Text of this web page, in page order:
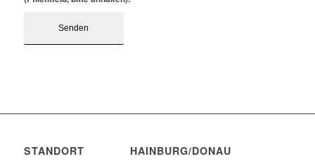
STANDORT HAINBURG/DONAU